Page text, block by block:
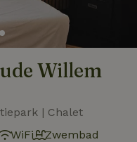
Willem
| Chalet
WiFi
Zwembad